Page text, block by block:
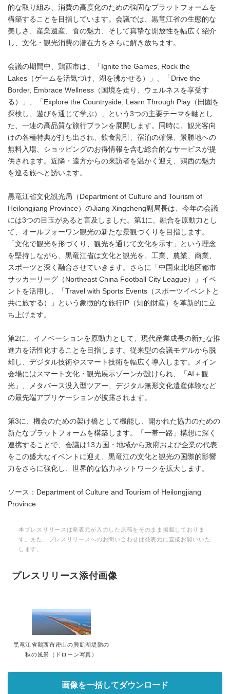
的な取り組み、消費の高度化のための強固なプラットフォームを
構築することを目指しています。会議では、黒竜江省の生態的な
美しさ、産業遺産、食の魅力、そして真摯な開放性を幅広く紹介
し、文化・観光消費の潜在力をさらに解き放ちます。
会議の期間中、鶏西市は、「Ignite the Games, Rock the
Lakes（ゲームを活気づけ、湖を沸かせる）」、「Drive the
Border, Embrace Wellness（国境を走り、ウェルネスを享受す
る）」、「Explore the Countryside, Learn Through Play（田園を
探検し、遊びを通じて学ぶ）」という3つの主要テーマを軸とし
た、一連の高品質な旅行プランを展開します。同時に、観光客向
けの各種特典が打ち出され、飲食割引、宿泊の確保、景勝地への
無料入場、ショッピングのお得情報を含む総合的なサービスが提
供されます。近隣・遠方からの来訪者を温かく迎え、鶏西の魅力
を巡る旅へと誘います。
黒竜江省文化観光局（Department of Culture and Tourism of
Heilongjiang Province）のJiang Xingcheng副局長は、今年の会議
には3つの目玉があると言及しました。第1に、融合を原動力とし
て、オールフォーワン観光の新たな景観づくりを目指します。
「文化で観光を形づくり、観光を通じて文化を示す」という理念
を堅持しながら、黒竜江省は文化と観光を、工業、農業、商業、
スポーツと深く融合させていきます。さらに「中国東北地区都市
サッカーリーグ（Northeast China Football City League）」イベ
ントを活用し、「Travel with Sports Events（スポーツイベントと
共に旅する）」という象徴的な旅行IP（知的財産）を革新的に立
ち上げます。
第2に、イノベーションを原動力として、現代産業成長の新たな推
進力を活性化することを目指します。従来型の会議モデルから脱
却し、デジタル技術やスマート技術を幅広く導入します。メイン
会場にはスマート文化・観光展示ゾーンが設けられ、「AI＋観
光」、メタバース没入型ツアー、デジタル無形文化遺産体験など
の最先端アプリケーションが披露されます。
第3に、機会のための架け橋として機能し、開かれた協力のための
新たなプラットフォームを構築します。「一帯一路」構想に深く
連携することで、会議は13カ国・地域から政府および企業の代表
をこの盛大なイベントに迎え、黒竜江の文化と観光の国際的影響
力をさらに強化し、世界的な協力ネットワークを拡大します。
ソース：Department of Culture and Tourism of Heilongjiang
Province
本プレスリリースは発表元が入力した原稿をそのまま掲載しておりま
す。また、プレスリリースへのお問い合わせは発表元に直接お願いいた
します。
プレスリリース添付画像
黒竜江省鶏西市密山の興凱湖堤防の
秋の風景（ドローン写真）
画像を一括してダウンロード